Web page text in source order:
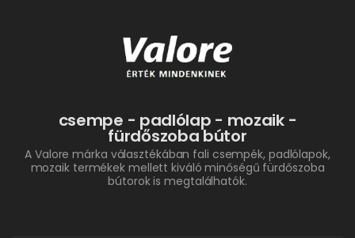
csempe - padlólap - mozaik -
fürdőszoba bútor
A Valore márka választékában fali csempék, padlólapok,
mozaik termékek mellett kiváló minőségű fürdőszoba
bútorok is megtalálhatók.